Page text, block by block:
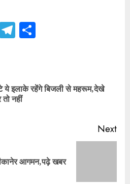
Telegram
ये इलाके रहेंगे बिजली से महरूम,देखे
नहीं
Next
आगमन,पढ़े खबर